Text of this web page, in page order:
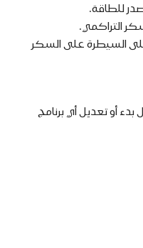
للطاقة.
التراكمي.
السيطرة على السكر
أو تعديل أي برنامج